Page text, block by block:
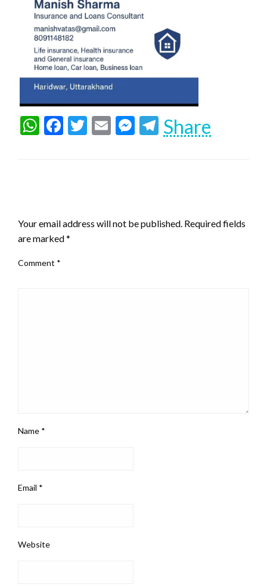
WhatsApp
Facebook
Twitter
EmailMessenger
Telegram
Share
Your email address will not be published. Required fields
are marked*
Comment *
Name *
Email *
Website